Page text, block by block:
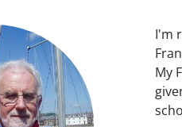
I'm
My